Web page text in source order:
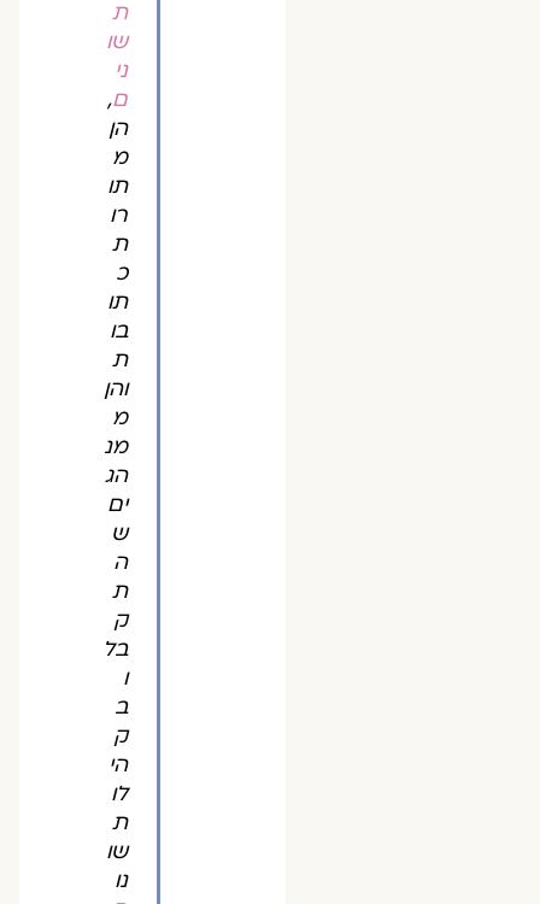
ת
שו
ני
ם,
הן
מ
תו
רו
ת
כ
תו
בו
ת
והן
מ
מנ
הג
ים
ש
ה
ת
ק
בל
ב
ק
הי
לו
ת
שו
נו